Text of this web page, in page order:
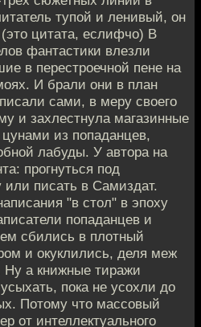
тупой и ленивый, он
цитата, еслифчо) В
фантастики влезли
в перестроечной пене на
И брали они в план
сами, в меру своего
и захлестнула магазинные
из попаданцев,
лабуды. У автора на
прогнуться под
или писать в Самиздат.
"в стол" в эпоху
попаданцев и
сбились в плотный
и окуклились, деля меж
Ну а книжные тиражи
пока не усохли до
Потому что массовый
от интеллектуального